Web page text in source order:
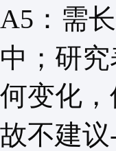
A5 ：需
中；研
何变化
故不建议